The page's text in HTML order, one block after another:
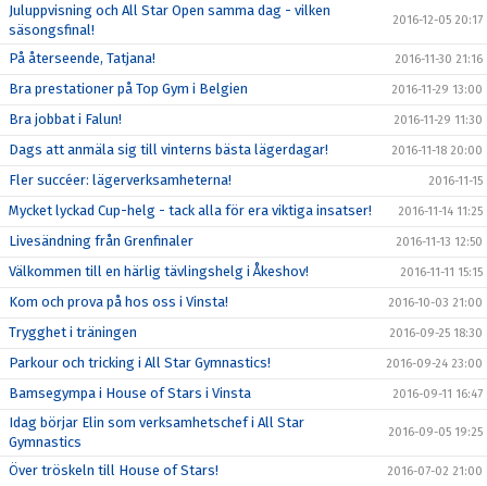
Juluppvisning och All Star Open samma dag - vilken
säsongsfinal!
2016-12-05 20:17
På återseende, Tatjana! 2016-11-30 21:16
Bra prestationer på Top Gym i Belgien 2016-11-29 13:00
Bra jobbat i Falun! 2016-11-29 11:30
Dags att anmäla sig till vinterns bästa lägerdagar! 2016-11-18 20:00
Fler succéer: lägerverksamheterna! 2016-11-15
Mycket lyckad Cup-helg - tack alla för era viktiga insatser! 2016-11-14 11:25
Livesändning från Grenfinaler 2016-11-13 12:50
Välkommen till en härlig tävlingshelg i Åkeshov! 2016-11-11 15:15
Kom och prova på hos oss i Vinsta! 2016-10-03 21:00
Trygghet i träningen 2016-09-25 18:30
Parkour och tricking i All Star Gymnastics! 2016-09-24 23:00
Bamsegympa i House of Stars i Vinsta 2016-09-11 16:47
Idag börjar Elin som verksamhetschef i All Star
Gymnastics
2016-09-05 19:25
Över tröskeln till House of Stars! 2016-07-02 21:00